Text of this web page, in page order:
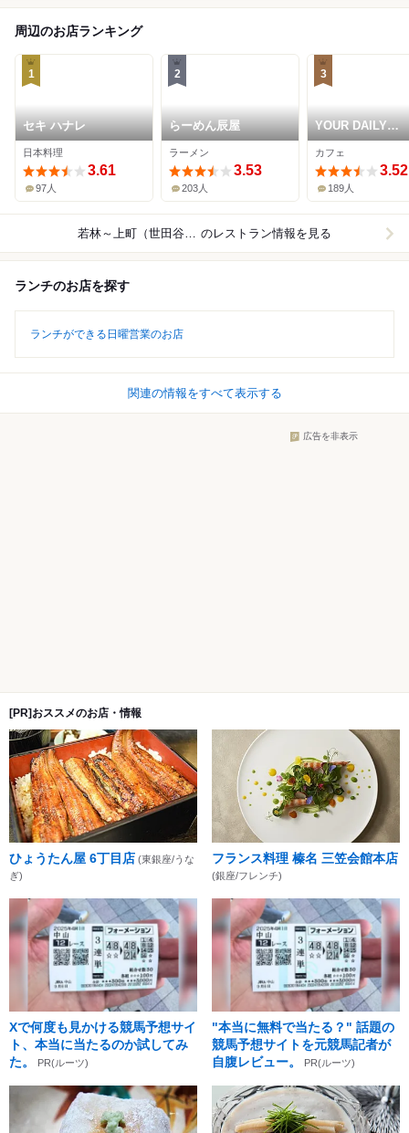
周辺のお店ランキング
1
セキ ハナレ
日本料理
3.61
97人
2
らーめん辰屋
ラーメン
3.53
203人
3
YOUR DAILY
COFFEE
カフェ
3.52
189人
若林～上町（世田谷線） のレストラン情報を見る
ランチのお店を探す
ランチができる日曜営業のお店
関連の情報をすべて表示する
広告を非表示
[PR]おススメのお店・情報
ひょうたん屋 6丁目店 (東銀座/うな
ぎ)
フランス料理 榛名 三笠会館本店
(銀座/フレンチ)
Xで何度も見かける競馬予想サイ
ト、本当に当たるのか試してみ
た。
PR(ルーツ)
"本当に無料で当たる？" 話題の
競馬予想サイトを元競馬記者が
自腹レビュー。
PR(ルーツ)